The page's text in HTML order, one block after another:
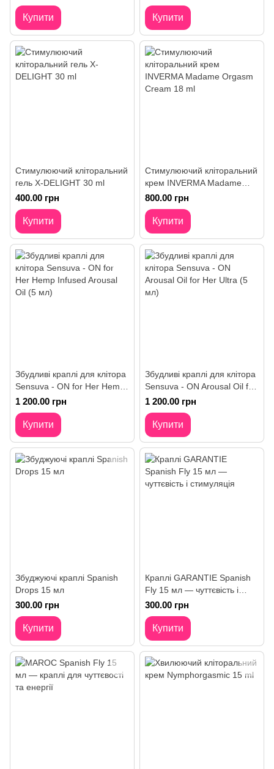
Купити Купити
Стимулюючий кліторальний
гель X-DELIGHT 30 ml
400.00 грн
Купити
Стимулюючий кліторальний
крем INVERMA Madame
Orgasm Cream 18 ml
800.00 грн
Купити
Збудливі краплі для клітора
Sensuva - ON for Her Hemp
Infused Arousal Oil (5 мл)
1 200.00 грн
Купити
Збудливі краплі для клітора
Sensuva - ON Arousal Oil for
Her Ultra (5 мл)
1 200.00 грн
Купити
Збуджуючі краплі Spanish
Drops 15 мл
300.00 грн
Купити
Краплі GARANTIE Spanish
Fly 15 мл — чуттєвість і
стимуляція
300.00 грн
Купити